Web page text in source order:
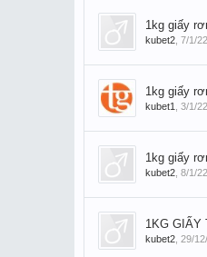
1kg giấy
kubet2 7/1/22
1kg giấy
kubet1 3/1/22
1kg giấy
kubet2 8/1/22
1KG GIẤY
kubet2 29/